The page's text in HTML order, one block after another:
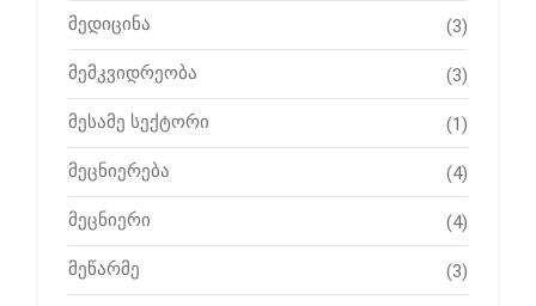
მედიცინა (3)
მემკვიდრეობა (3)
მესამე სექტორი (1)
მეცნიერება (4)
მეცნიერი (4)
მეწარმე (3)